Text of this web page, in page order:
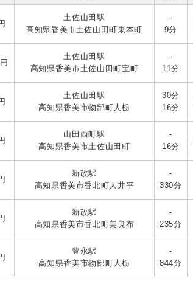
土佐山田駅
高知県香美市土佐山田町東本町
-
9分
土佐山田駅
高知県香美市土佐山田町宝町
-
11分
土佐山田駅
高知県香美市物部町大栃
30分
16分
山田西町駅
高知県香美市土佐山田町
-
16分
新改駅
高知県香美市香北町大井平
-
330分
新改駅
高知県香美市香北町美良布
-
235分
豊永駅
高知県香美市物部町大栃
-
844分